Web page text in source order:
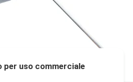
per uso commerciale